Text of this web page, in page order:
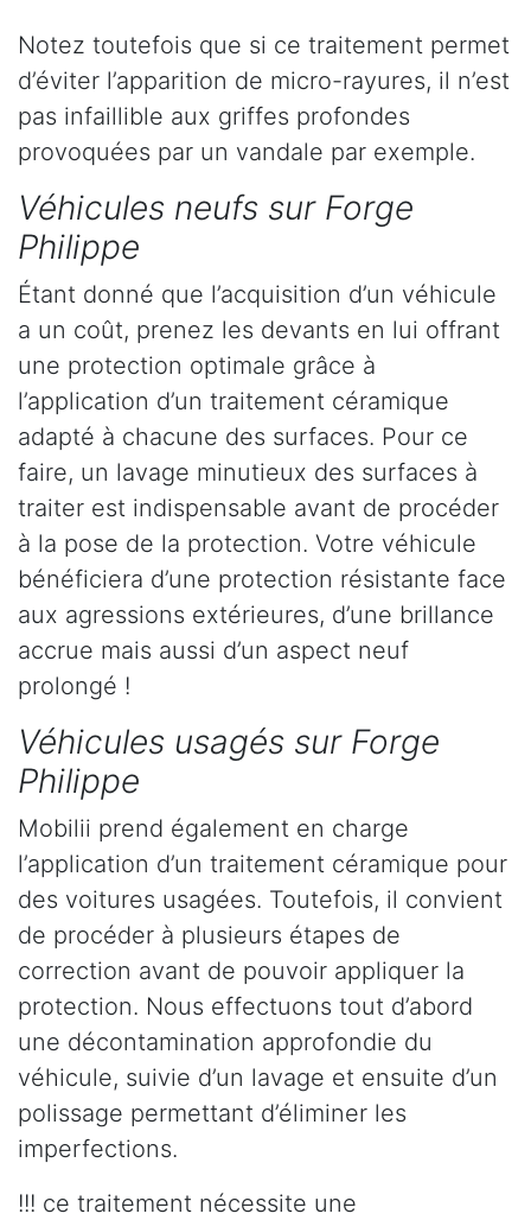
Notez toutefois que si ce traitement permet
d’éviter l’apparition de micro-rayures, il n’est
pas infaillible aux griffes profondes
provoquées par un vandale par exemple.
Véhicules neufs sur Forge
Philippe
Étant donné que l’acquisition d’un véhicule
a un coût, prenez les devants en lui offrant
une protection optimale grâce à
l’application d’un traitement céramique
adapté à chacune des surfaces. Pour ce
faire, un lavage minutieux des surfaces à
traiter est indispensable avant de procéder
à la pose de la protection. Votre véhicule
bénéficiera d’une protection résistante face
aux agressions extérieures, d’une brillance
accrue mais aussi d’un aspect neuf
prolongé !
Véhicules usagés sur Forge
Philippe
Mobilii prend également en charge
l’application d’un traitement céramique pour
des voitures usagées. Toutefois, il convient
de procéder à plusieurs étapes de
correction avant de pouvoir appliquer la
protection. Nous effectuons tout d’abord
une décontamination approfondie du
véhicule, suivie d’un lavage et ensuite d’un
polissage permettant d’éliminer les
imperfections.
!!! ce traitement nécessite une